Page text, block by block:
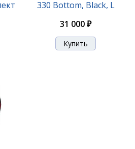
330 Bottom, Black, L
31 000 ₽